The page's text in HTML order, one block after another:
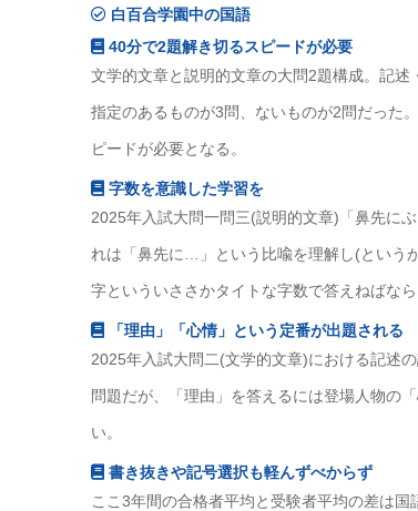
白百合学園中の国語
40分で2題解き切るスピードが必要
文学的文章と説明的文章の大問2題構成。記
指定のあるものが3問、ないものが2問だった
ピードが必要となる。
字数を意識した学習を
2025年入試大問一問三(説明的文章)「鼻先に
れは「鼻先に…」という比喩を理解し(という
字といういささかタイトな字数で答えねばなら
「理由」「心情」という定番が出題される
2025年入試大問二(文学的文章)における記述
問題だが、「理由」を答えるには登場人物の
い。
書き抜きや記号選択も軽んずべからず
ここ3年間の合格者平均と受験者平均の差は